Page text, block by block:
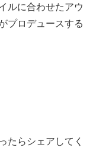
ルに合わせたアウ
プロデュースする
たらシェアしてく